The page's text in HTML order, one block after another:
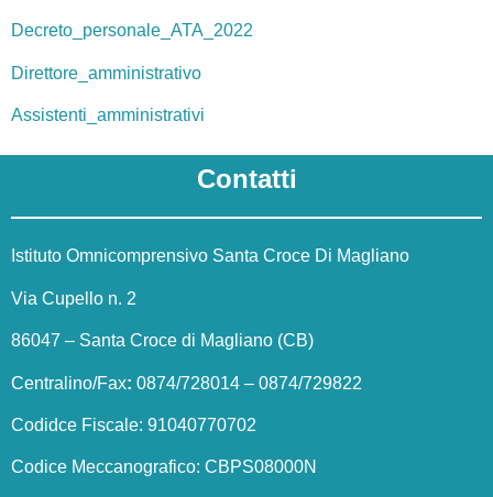
Decreto_personale_ATA_2022
Direttore_amministrativo
Assistenti_amministrativi
Contatti
Istituto Omnicomprensivo Santa Croce Di Magliano
Via Cupello n. 2
86047 – Santa Croce di Magliano (CB)
Centralino/Fax: 0874/728014 – 0874/729822
Codidce Fiscale: 91040770702
Codice Meccanografico: CBPS08000N